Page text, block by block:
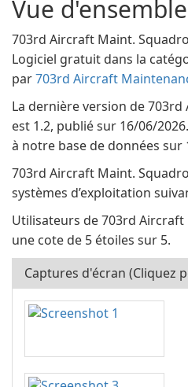
Vue d'ensemble
703rd Aircraft Maint.
Logiciel gratuit dans la
par703rd Aircraft
La dernière version de
est 1.2, publié sur 16/06/
à notre base de données sur
703rd Aircraft Maint.
systèmes d’exploitation
Utilisateurs de 703rd
une cote de 5 étoiles sur 5.
Captures d'écran (Cliquez